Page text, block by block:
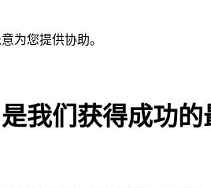
为您提供协助。
我们获得成功